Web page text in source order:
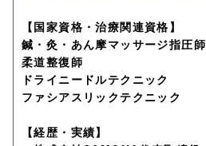
【国家資格・治療関連資格】
鍼・灸・あん摩マッサージ指圧師
柔道整復師
ドライニードルテクニック
ファシアスリックテクニック
【経歴・実績】